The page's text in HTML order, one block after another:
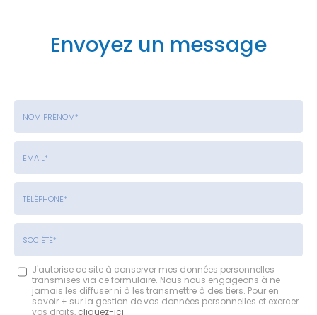
Envoyez un message
Nom
Prénom
*
Email
*
Tél.
SociétéJ'autorise ce site à conserver mes données personnelles
transmises via ce formulaire. Nous nous engageons à ne
jamais les diffuser ni à les transmettre à des tiers. Pour en
savoir + sur la gestion de vos données personnelles et exercer
vos droits, cliquez-ici.